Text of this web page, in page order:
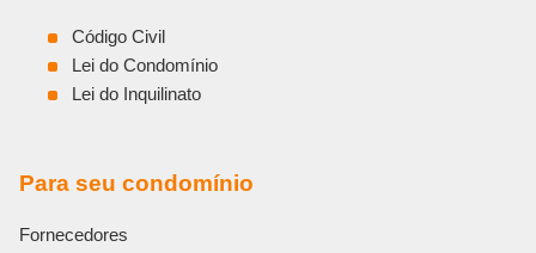
Código Civil
Lei do Condomínio
Lei do Inquilinato
Para seu condomínio
Fornecedores